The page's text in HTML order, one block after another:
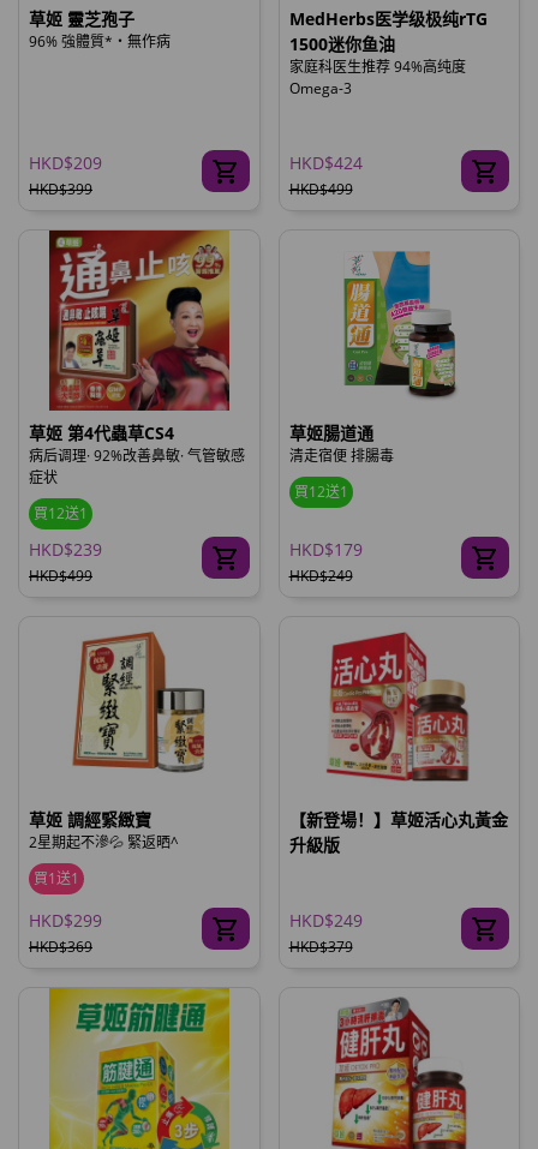
草姬 靈芝孢子
96% 強體質*‧無作病
HKD$209
HKD$399
MedHerbs医学级极纯rTG
1500迷你鱼油
家庭科医生推荐 94%高纯度
Omega-3
HKD$424
HKD$499
草姬 第4代蟲草CS4
病后调理· 92%改善鼻敏· 气管敏感
症状
買12送1
HKD$239
HKD$499
草姬腸道通
清走宿便 排腸毒
買12送1
HKD$179
HKD$249
草姬 調經緊緻寶
2星期起不滲💦 緊返晒^
買1送1
HKD$299
HKD$369
【新登場！】草姬活心丸黃金
升級版
HKD$249
HKD$379